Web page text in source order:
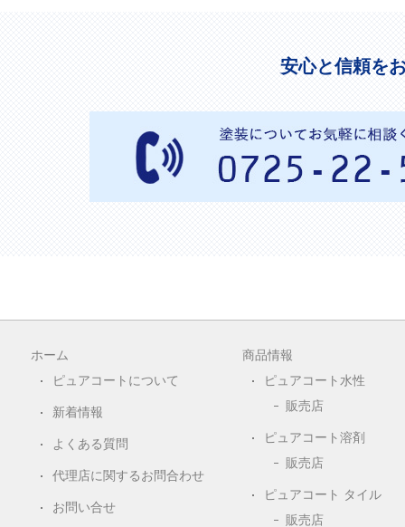
安心と信頼を
ホーム
ピュアコートについて
新着情報
よくある質問
代理店に関するお問合わせ
お問い合せ
商品情報
ピュアコート水性
販売店
ピュアコート溶剤
販売店
ピュアコート タイル
販売店